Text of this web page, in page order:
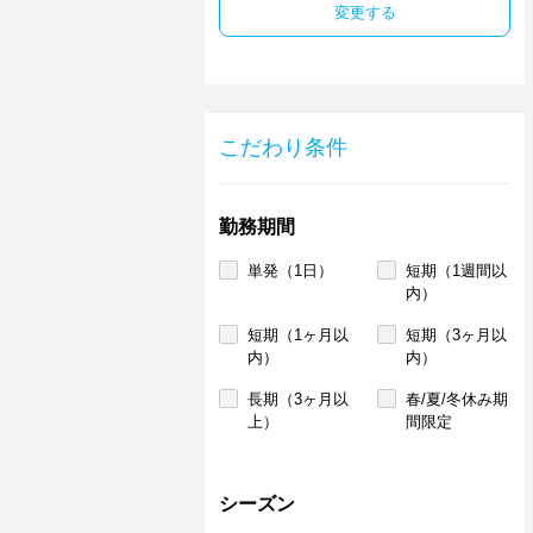
変更する
こだわり条件
勤務期間
単発（1日）
短期（1週間以
内）
短期（1ヶ月以
内）
短期（3ヶ月以
内）
長期（3ヶ月以
上）
春/夏/冬休み期
間限定
シーズン